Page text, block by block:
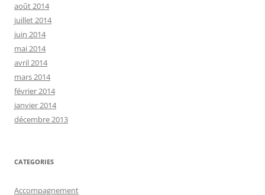
août 2014
juillet 2014
juin 2014
mai 2014
avril 2014
mars 2014
février 2014
janvier 2014
décembre 2013
CATEGORIES
Accompagnement